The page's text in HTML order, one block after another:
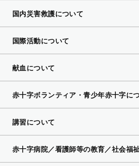
国内災害救護について
国際活動について
献血について
赤十字ボランティア・青少年赤十字に
講習について
赤十字病院／看護師等の教育／社会福